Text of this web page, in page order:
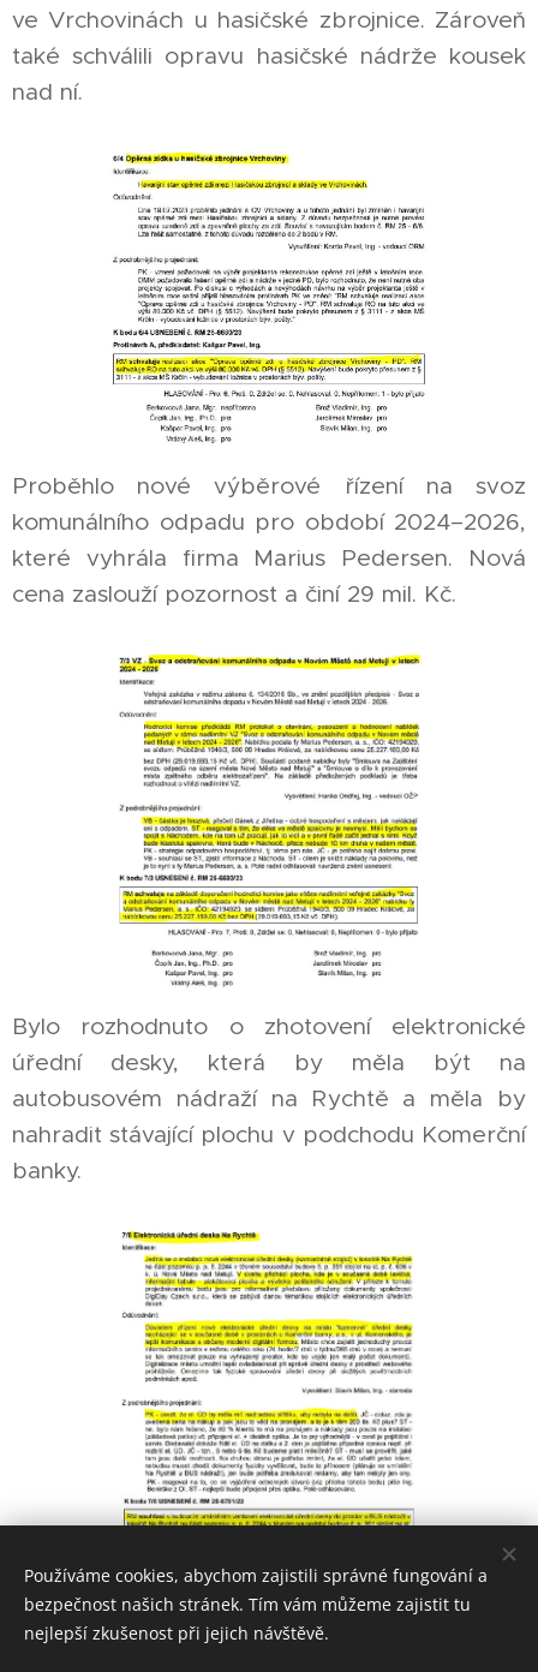
ve Vrchovinách u hasičské zbrojnice. Zároveň
také schválili opravu hasičské nádrže kousek
nad ní.
Proběhlo nové výběrové řízení na svoz
komunálního odpadu pro období 2024–2026,
které vyhrála firma Marius Pedersen. Nová
cena zaslouží pozornost a činí 29 mil. Kč.
Bylo rozhodnuto o zhotovení elektronické
úřední desky, která by měla být na
autobusovém nádraží na Rychtě a měla by
nahradit stávající plochu v podchodu Komerční
banky.
Používáme cookies, abychom zajistili správné fungování a
bezpečnost našich stránek. Tím vám můžeme zajistit tu
nejlepší zkušenost při jejich návštěvě.